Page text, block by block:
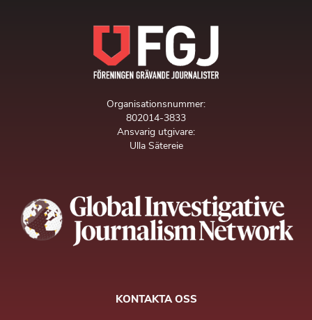
Organisationsnummer:
802014-3833
Ansvarig utgivare:
Ulla Sätereie
KONTAKTA OSS